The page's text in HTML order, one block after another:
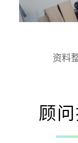
资料
顾